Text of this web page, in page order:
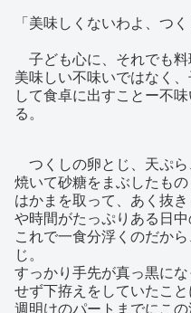
「美味しくないわよ、つく
子ども心に、それでも料
美味しい不味いではなく
して食卓に出すことー不
る。
つくしの卵とじ、天ぷ
焼いて砂糖をまぶしたもの
はかまを取って、あく抜
や時間がたっぷりある日中
これで一食分浮くのだか
じ。
すっかり手先が真っ黒に
せず下拵えをしていたこと
週明けのパートまでにこの